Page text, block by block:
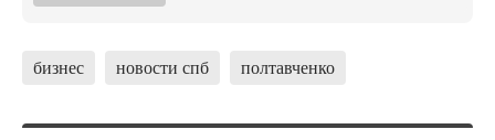
бизнес новости спб полтавченко